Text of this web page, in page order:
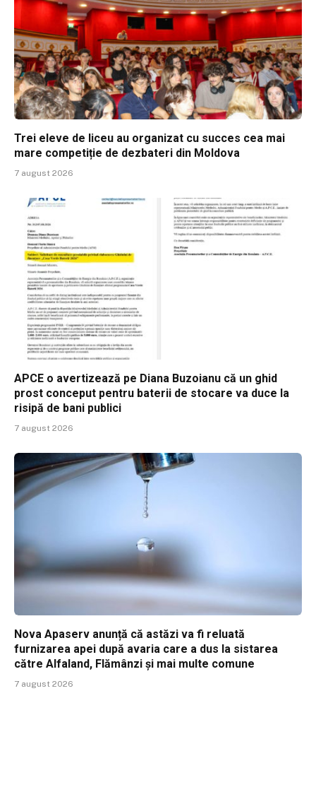
Trei eleve de liceu au organizat cu succes cea mai
mare competiție de dezbateri din Moldova
7 august 2026
APCE o avertizează pe Diana Buzoianu că un ghid
prost conceput pentru baterii de stocare va duce la
risipă de bani publici
7 august 2026
Nova Apaserv anunță că astăzi va fi reluată
furnizarea apei după avaria care a dus la sistarea
către Alfaland, Flămânzi și mai multe comune
7 august 2026